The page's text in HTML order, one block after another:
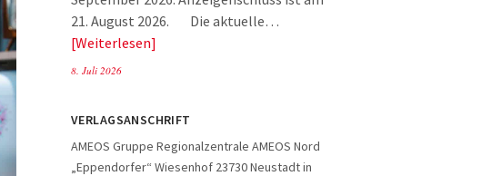
21. August 2026. Die aktuelle…
Weiterlesen
8. Juli 2026
VERLAGSANSCHRIFT
AMEOS Gruppe Regionalzentrale AMEOS Nord
„Eppendorfer“ Wiesenhof 23730 Neustadt in